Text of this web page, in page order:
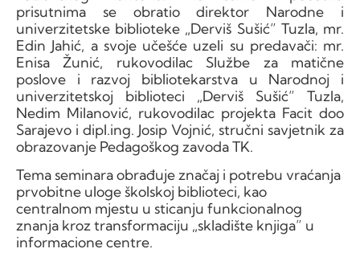
prisutnima se obratio direktor Narodne i
univerzitetske biblioteke „Derviš Sušić” Tuzla, mr.
Edin Jahić, a svoje učešće uzeli su predavači: mr.
Enisa Žunić, rukovodilac Službe za matične
poslove i razvoj bibliotekarstva u Narodnoj i
univerzitetskoj biblioteci „Derviš Sušić” Tuzla,
Nedim Milanović, rukovodilac projekta Facit doo
Sarajevo i dipl.ing. Josip Vojnić, stručni savjetnik za
obrazovanje Pedagoškog zavoda TK.
Tema seminara obrađuje značaj i potrebu vraćanja
prvobitne uloge školskoj biblioteci, kao
centralnom mjestu u sticanju funkcionalnog
znanja kroz transformaciju „skladište knjiga” u
informacione centre.